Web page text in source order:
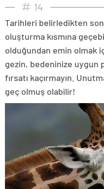
14
Tarihleri belirledikten
oluşturma kısmına
olduğundan emin olmak
gezin, bedeninize uygun
fırsatı kaçırmayın.
geç olmuş olabilir!